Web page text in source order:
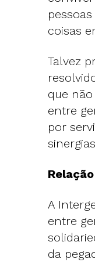
coisas
Talvez
que
entre
por
A
entre
da